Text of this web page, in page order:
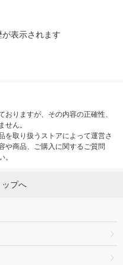
表示されます
りますが、その内容の正確性、
せん。
を取り扱うストアによって運営さ
や商品、ご購入に関するご質問
。
プへ